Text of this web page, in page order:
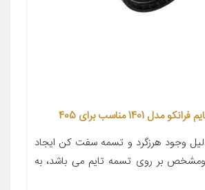
1401 مناسب برای 405
وجود هرزگرد و تسمه سفت کن ایجاد
بر روی تسمه تایم می باشد، به